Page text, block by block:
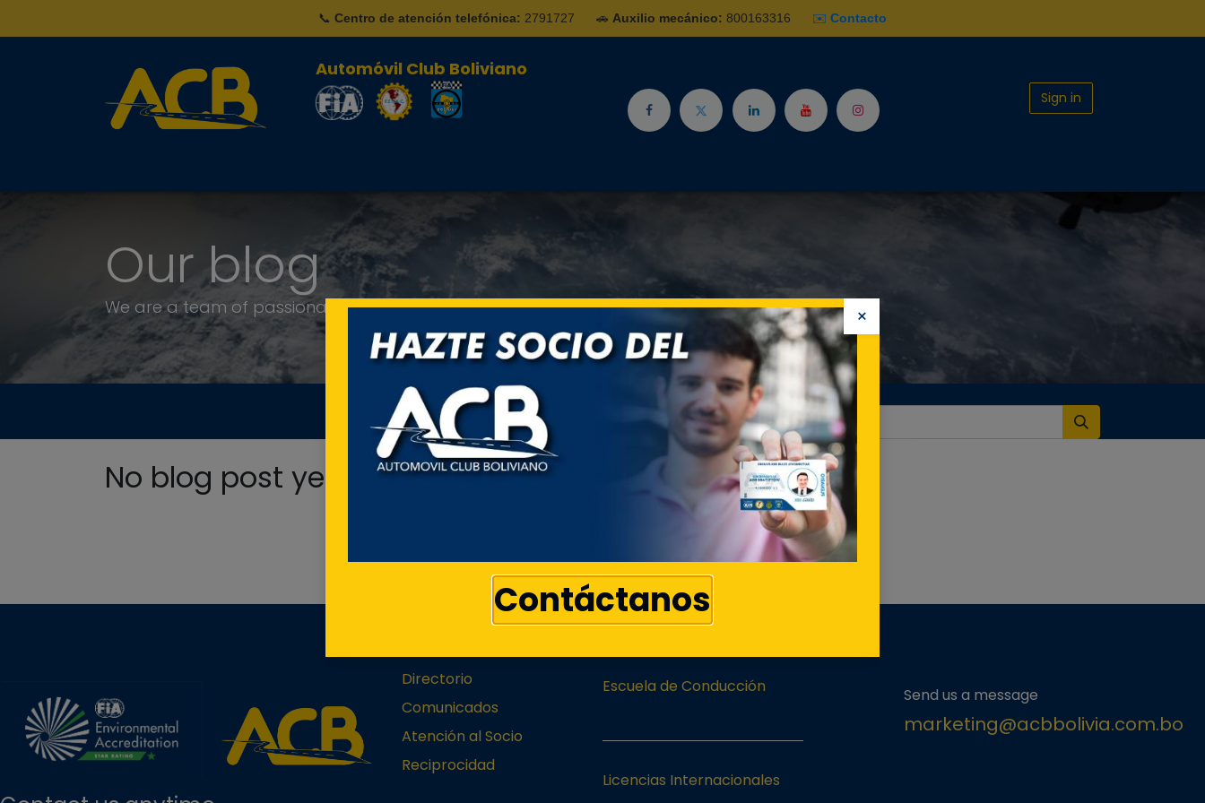
📞 Centro de atención telefónica: 2791727 🚗 Auxilio mecánico: 800163316 ✉️ Contacto
Automóvil Club Boliviano
Sign in
Our blog
We are a team of passionate people whose goal is to improve everyone's life.
No blog post yet.
×
Contáctanos
Send us a message
marketing@acbbolivia.com.bo
Directorio
Comunicados
Atención al Socio
Reciprocidad
Escuela de Conducción
Licencias Internacionales